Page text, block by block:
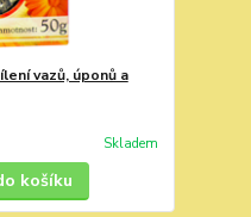
vazů, úponů a
Skladem
košíku